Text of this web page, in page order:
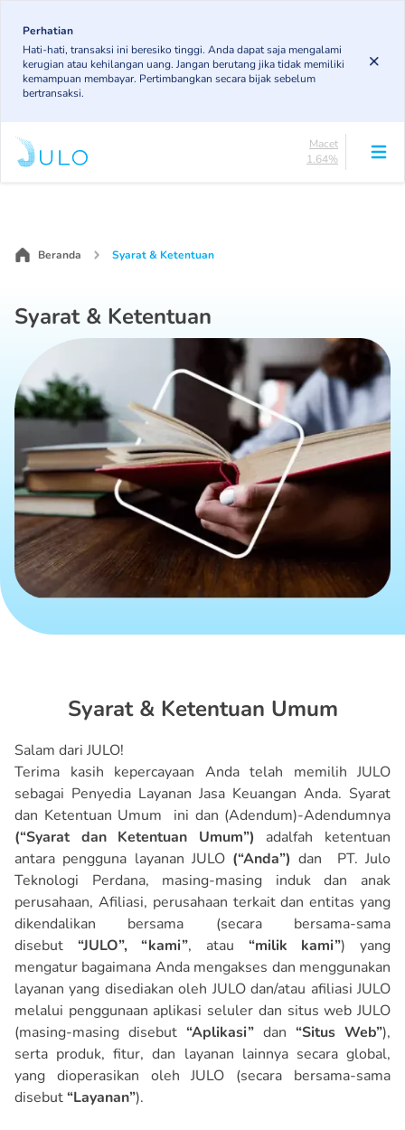
main
content
Perhatian
Hati-hati, transaksi ini beresiko tinggi. Anda dapat saja mengalami
kerugian atau kehilangan uang. Jangan berutang jika tidak memiliki
kemampuan membayar. Pertimbangkan secara bijak sebelum
bertransaksi.
4.92%
KL
4.89%
Macet
1.64%
1.64%
Beranda Syarat & Ketentuan
Syarat & Ketentuan
Syarat & Ketentuan Umum
Salam dari JULO!
Terima kasih kepercayaan Anda telah memilih JULO
sebagai Penyedia Layanan Jasa Keuangan Anda. Syarat
dan Ketentuan Umum ini dan (Adendum)-Adendumnya
(“Syarat dan Ketentuan Umum”) adalfah ketentuan
antara pengguna layanan JULO (“Anda”) dan PT. Julo
Teknologi Perdana, masing-masing induk dan anak
perusahaan, Afiliasi, perusahaan terkait dan entitas yang
dikendalikan bersama (secara bersama-sama
disebut “JULO”, “kami”, atau “milik kami”) yang
mengatur bagaimana Anda mengakses dan menggunakan
layanan yang disediakan oleh JULO dan/atau afiliasi JULO
melalui penggunaan aplikasi seluler dan situs web JULO
(masing-masing disebut “Aplikasi” dan “Situs Web”),
serta produk, fitur, dan layanan lainnya secara global,
yang dioperasikan oleh JULO (secara bersama-sama
disebut“Layanan”).